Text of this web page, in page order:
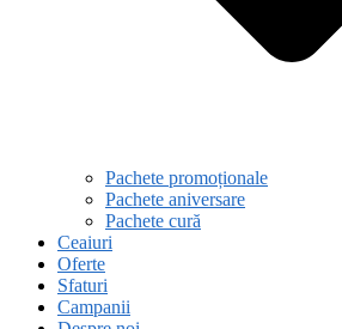
Pachete promoționale
Pachete aniversare
Pachete cură
Ceaiuri
Oferte
Sfaturi
Campanii